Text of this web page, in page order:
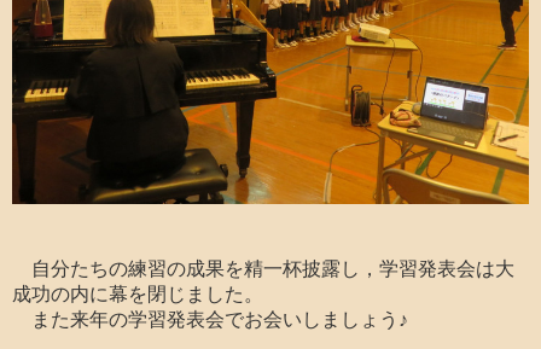
自分たちの練習の成果を精一杯披露し，学習発表会は大
成功の内に幕を閉じました。
また来年の学習発表会でお会いしましょう♪